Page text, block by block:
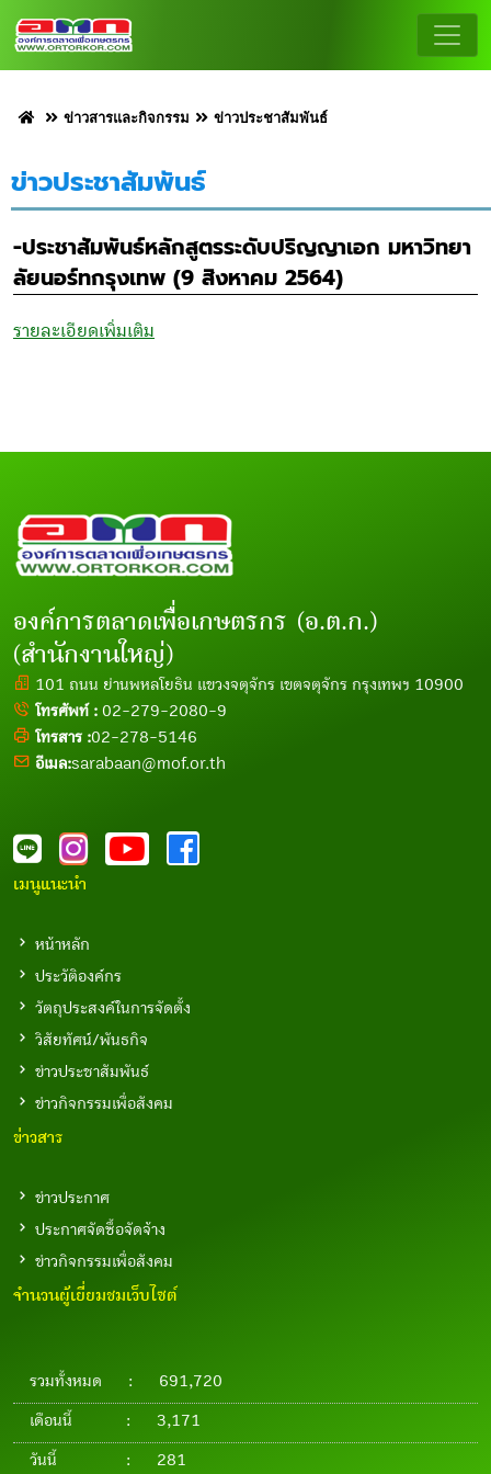
ข่าวสารและกิจกรรม ข่าวประชาสัมพันธ์
ข่าวประชาสัมพันธ์
-ประชาสัมพันธ์หลักสูตรระดับปริญญาเอก มหาวิทยา
ลัยนอร์ทกรุงเทพ (9 สิงหาคม 2564)
รายละเอียดเพิ่มเติม
องค์การตลาดเพื่อเกษตรกร (อ.ต.ก.)
(สำนักงานใหญ่)
101 ถนน ย่านพหลโยธิน แขวงจตุจักร เขตจตุจักร กรุงเทพฯ 10900
โทรศัพท์ : 02-279-2080-9
โทรสาร :02-278-5146
อีเมล:sarabaan@mof.or.th
เมนูแนะนำ
หน้าหลัก
ประวัติองค์กร
วัตถุประสงค์ในการจัดตั้ง
วิสัยทัศน์/พันธกิจ
ข่าวประชาสัมพันธ์
ข่าวกิจกรรมเพื่อสังคม
ข่าวสาร
ข่าวประกาศ
ประกาศจัดซื้อจัดจ้าง
ข่าวกิจกรรมเพื่อสังคม
จำนวนผู้เยี่ยมชมเว็บไซต์
รวมทั้งหมด : 691,720
เดือนนี้ : 3,171
วันนี้ : 281